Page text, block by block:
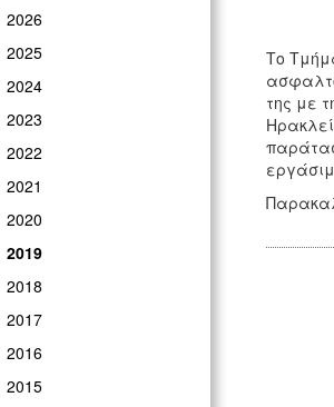
2026
2025
2024
2023
2022
2021
2020
2019
2018
2017
2016
2015
Το
της με